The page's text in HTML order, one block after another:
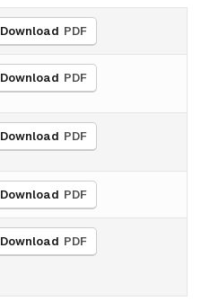
Download PDF
Download PDF
Download PDF
Download PDF
Download PDF